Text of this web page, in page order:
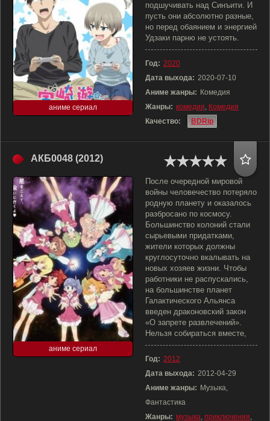
аниме сериал
подшучивать над Синъити. И
пусть они абсолютно разные,
но перед обаянием и энергией
Удзаки парню не устоять.
Год: 2020
Дата выхода: 2020-07-10
Аниме жанры: Комедия
Жанры: комедия, Комедия
Качество:
BDRip
АКБ0048 (2012)
аниме сериал
После очередной мировой
войны человечество потеряло
родную планету и оказалось
разбросано по космосу.
Большинство колоний стали
сырьевыми придатками,
жители которых должны
круглосуточно вкалывать на
новых хозяев жизни. Чтобы
работники не распускались,
на большинстве планет
Галактического Альянса
введен драконовский закон
«О запрете развлечений».
Нельзя собираться вместе,
Год: 2012
Дата выхода: 2012-04-29
Аниме жанры: Музыка,
Фантастика
Жанры: музыка, приключения,